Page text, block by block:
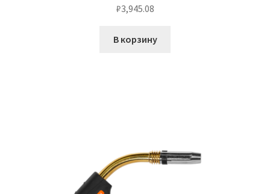
₽3,945.08
В корзину